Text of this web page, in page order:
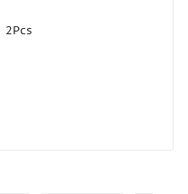
2Pcs